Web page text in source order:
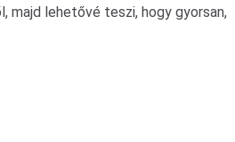
majd lehetővé teszi, hogy gyorsan,